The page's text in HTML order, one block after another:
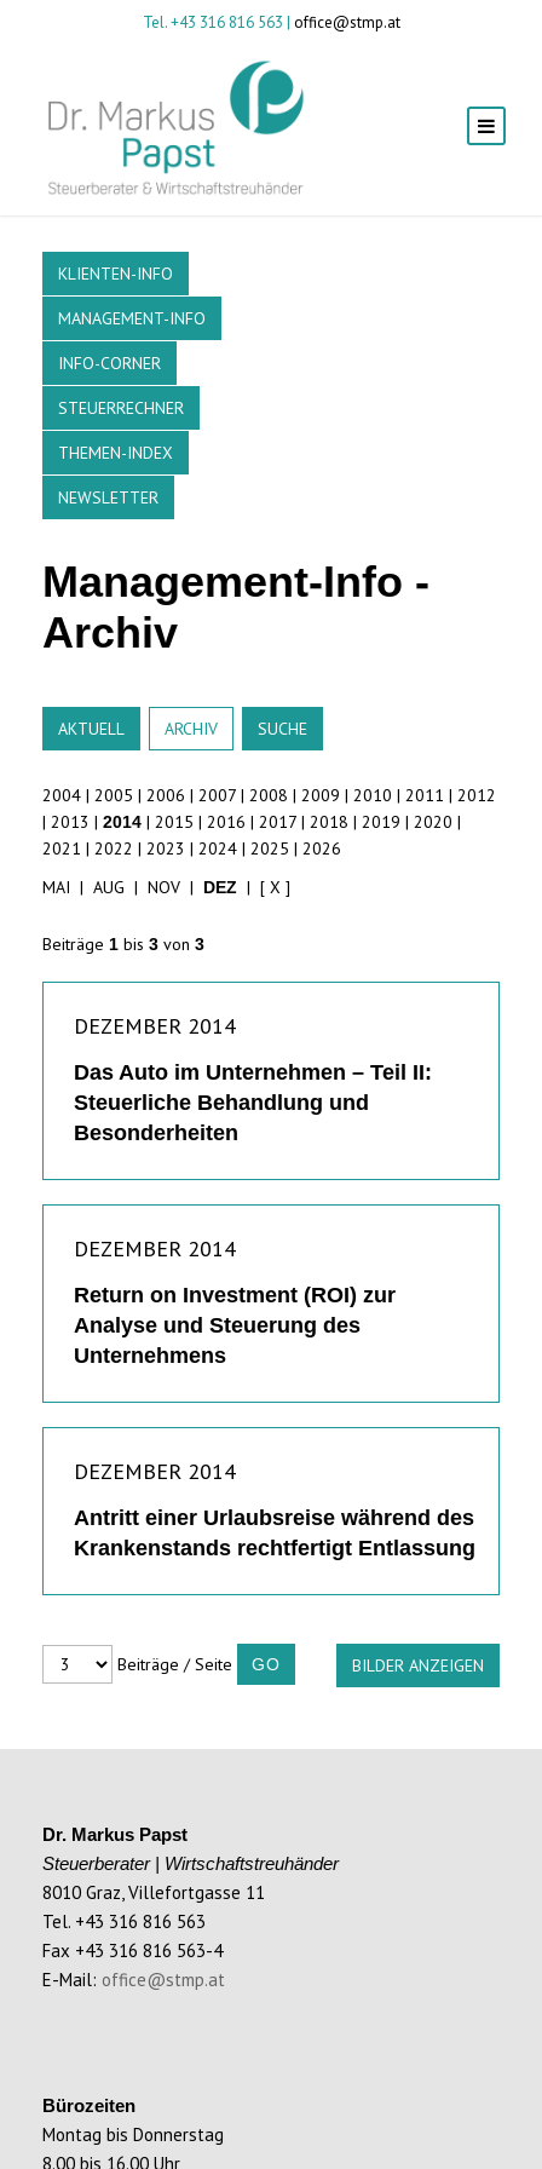
Tel. +43 316 816 563 | office@stmp.at
KLIENTEN-INFO
MANAGEMENT-INFO
INFO-CORNER
STEUERRECHNER
THEMEN-INDEX
NEWSLETTER
Management-Info -
Archiv
AKTUELL ARCHIV SUCHE
2004 | 2005 | 2006 | 2007 | 2008 | 2009 | 2010 | 2011 | 2012
| 2013 | 2014 | 2015 | 2016 | 2017 | 2018 | 2019 | 2020 |
2021 | 2022 | 2023 | 2024 | 2025 | 2026
MAI | AUG | NOV | DEZ | [ X ]
Beiträge 1 bis 3 von 3
DEZEMBER 2014
Das Auto im Unternehmen – Teil II:
Steuerliche Behandlung und
Besonderheiten
DEZEMBER 2014
Return on Investment (ROI) zur
Analyse und Steuerung des
Unternehmens
DEZEMBER 2014
Antritt einer Urlaubsreise während des
Krankenstands rechtfertigt Entlassung
Beiträge / Seite BILDER ANZEIGEN
Dr. Markus Papst
Steuerberater | Wirtschaftstreuhänder
8010 Graz, Villefortgasse 11
Tel. +43 316 816 563
Fax +43 316 816 563-4
E-Mail: office@stmp.at
Bürozeiten
Montag bis Donnerstag
8.00 bis 16.00 Uhr